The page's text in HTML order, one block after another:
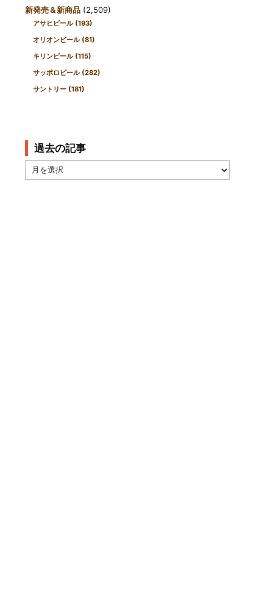
新発売＆新商品 (2,509)
アサヒビール (193)
オリオンビール (81)
キリンビール (115)
サッポロビール (282)
サントリー (181)
過去の記事
去